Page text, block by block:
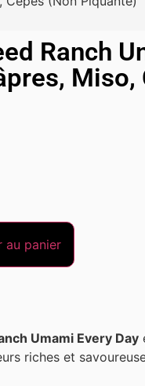
Ranch
Miso,
au panier
Umami Every Day
riches et